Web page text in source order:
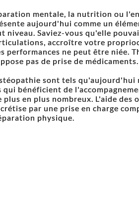
mentale, la nutrition ou
aujourd'hui comme un
niveau. Saviez-vous qu'elle
accroître votre
performances ne peut être niée.
pas de prise de médicaments.
sont tels qu'aujourd'hui
qui bénéficient de
en plus nombreux. L'aide des
par une prise en charge
physique.